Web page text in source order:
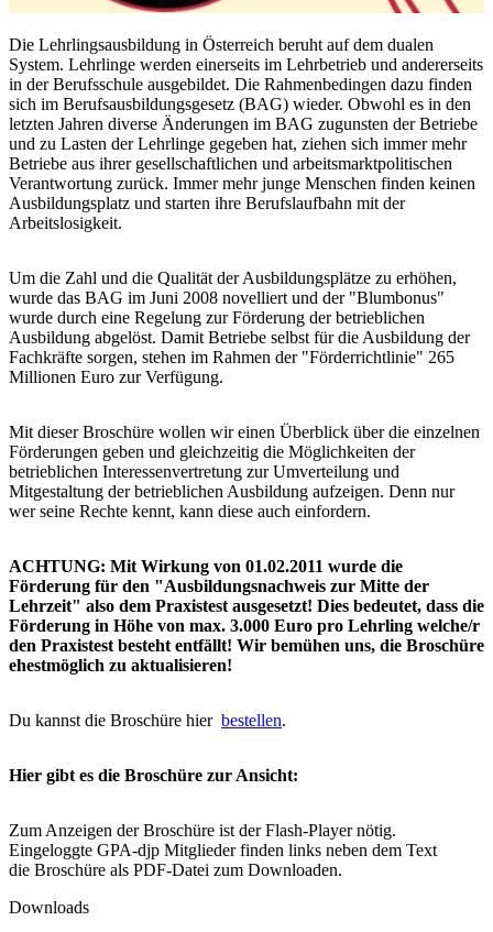
Die Lehrlingsausbildung in Österreich beruht auf dem dualen
System. Lehrlinge werden einerseits im Lehrbetrieb und andererseits
in der Berufsschule ausgebildet. Die Rahmenbedingen dazu finden
sich im Berufsausbildungsgesetz (BAG) wieder. Obwohl es in den
letzten Jahren diverse Änderungen im BAG zugunsten der Betriebe
und zu Lasten der Lehrlinge gegeben hat, ziehen sich immer mehr
Betriebe aus ihrer gesellschaftlichen und arbeitsmarktpolitischen
Verantwortung zurück. Immer mehr junge Menschen finden keinen
Ausbildungsplatz und starten ihre Berufslaufbahn mit der
Arbeitslosigkeit.
Um die Zahl und die Qualität der Ausbildungsplätze zu erhöhen,
wurde das BAG im Juni 2008 novelliert und der "Blumbonus"
wurde durch eine Regelung zur Förderung der betrieblichen
Ausbildung abgelöst. Damit Betriebe selbst für die Ausbildung der
Fachkräfte sorgen, stehen im Rahmen der "Förderrichtlinie" 265
Millionen Euro zur Verfügung.
Mit dieser Broschüre wollen wir einen Überblick über die einzelnen
Förderungen geben und gleichzeitig die Möglichkeiten der
betrieblichen Interessenvertretung zur Umverteilung und
Mitgestaltung der betrieblichen Ausbildung aufzeigen. Denn nur
wer seine Rechte kennt, kann diese auch einfordern.
ACHTUNG: Mit Wirkung von 01.02.2011 wurde die
Förderung für den "Ausbildungsnachweis zur Mitte der
Lehrzeit" also dem Praxistest ausgesetzt! Dies bedeutet, dass die
Förderung in Höhe von max. 3.000 Euro pro Lehrling welche/r
den Praxistest besteht entfällt! Wir bemühen uns, die Broschüre
ehestmöglich zu aktualisieren!
Du kannst die Broschüre hier bestellen.
Hier gibt es die Broschüre zur Ansicht:
Zum Anzeigen der Broschüre ist der Flash-Player nötig.
Eingeloggte GPA-djp Mitglieder finden links neben dem Text
die Broschüre als PDF-Datei zum Downloaden.
Downloads